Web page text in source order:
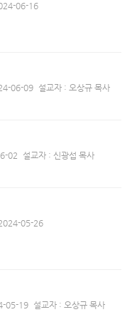
06-16
06-09 설교자 : 오상규 목사
02 설교자 : 신광섭 목사
05-26
05-19 설교자 : 오상규 목사